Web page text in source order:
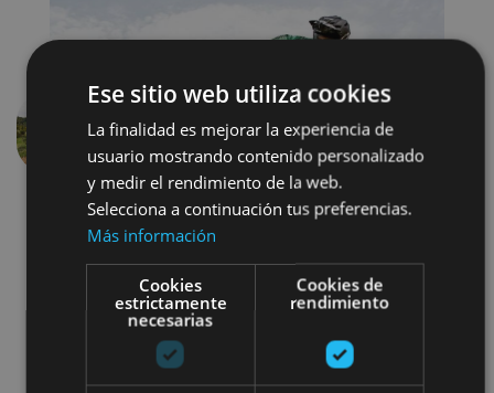
Previous
Parques de aventura
Ese sitio web utiliza cookies
La finalidad es mejorar la experiencia de
usuario mostrando contenido personalizado
y medir el rendimiento de la web.
Selecciona a continuación tus preferencias.
Más información
Cookies
estrictamente
necesarias
Cookies de
rendimiento